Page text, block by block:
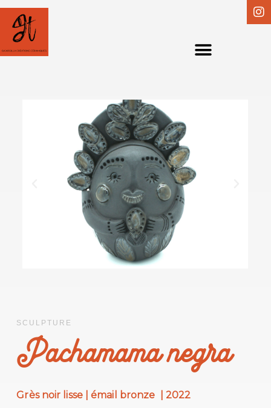
SCULPTURE
Pachamama negra
Grès noir lisse | émail bronze | 2022